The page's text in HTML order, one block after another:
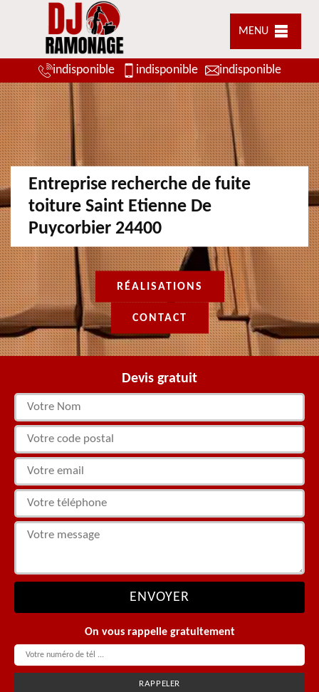
MENU
indisponible indisponible indisponible
Entreprise recherche de fuite
toiture Saint Etienne De
Puycorbier 24400
RÉALISATIONS
CONTACT
Devis gratuit
On vous rappelle gratuitement